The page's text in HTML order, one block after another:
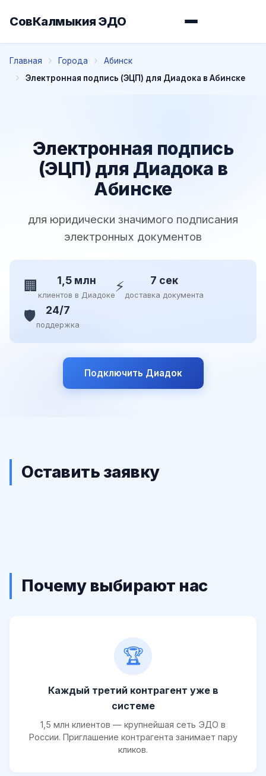
СовКалмыкия ЭДО
Главная Города
Абинск
Электронная подпись (ЭЦП) для Диадока в Абинске
Электронная подпись
(ЭЦП) для Диадока в
Абинске
для юридически значимого подписания
электронных документов
🏢 1,5 млн
клиентов в Диадоке⚡ 7 сек
доставка документа
🛡️ 24/7
поддержка
Подключить Диадок
Оставить заявку
Почему выбирают нас
🏆
Каждый третий контрагент уже в
системе
1,5 млн клиентов — крупнейшая сеть ЭДО в
России. Приглашение контрагента занимает пару
кликов.